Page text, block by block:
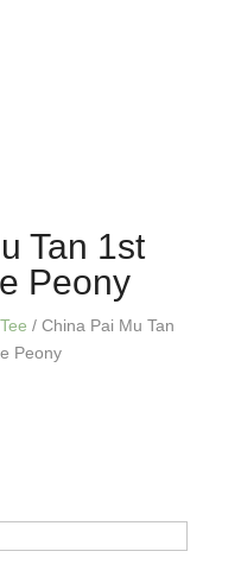
Tan 1st
Peony
/ China Pai Mu Tan
Peony